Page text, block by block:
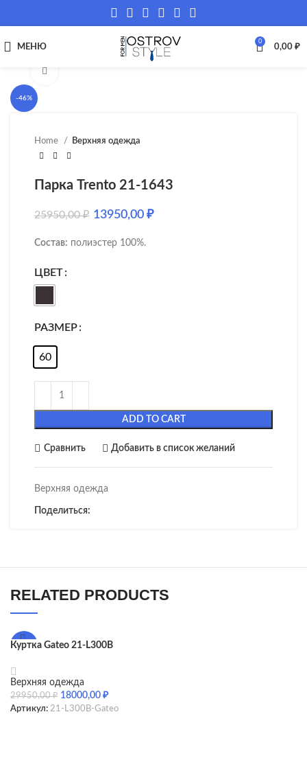
МЕНЮ
0
0,00 ₽
-46%
Home Верхняя одежда
Парка Trento 21-1643
25950,00₽ 13950,00 ₽
Состав: полиэстер 100%.
ЦВЕТ
РАЗМЕР
60
ADD TO CART
Сравнить Добавить в список желаний
Верхняя одежда
Поделиться:
RELATED PRODUCTS
-40%
Куртка Gateo 21-L300B
Верхняя одежда
29950,00₽ 18000,00 ₽
Артикул: 21-L300B-Gateo